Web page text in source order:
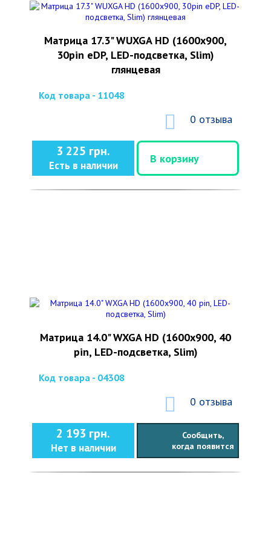
Матрица 17.3" WUXGA HD (1600x900,
30pin eDP, LED-подсветка, Slim)
глянцевая
Код товара - 11048
0 отзыва
3 225 грн.
Есть в наличии
В корзину
Матрица 14.0" WXGA HD (1600x900, 40
pin, LED-подсветка, Slim)
Код товара - 04308
0 отзыва
2 193 грн.
Нет в наличии
Сообщить,
когда появится